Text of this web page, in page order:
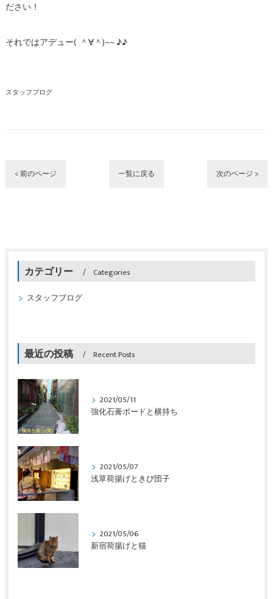
ださい！
それではアデュー( ＾∀＾)~~ ♪♪
スタッフブログ
< 前のページ 一覧に戻る 次のページ >
カテゴリー
Categories
スタッフブログ
最近の投稿 Recent Posts
2021/05/11
強化石膏ボードと横持ち
2021/05/07
浅草荷揚げときび団子
2021/05/06
新宿荷揚げと猫